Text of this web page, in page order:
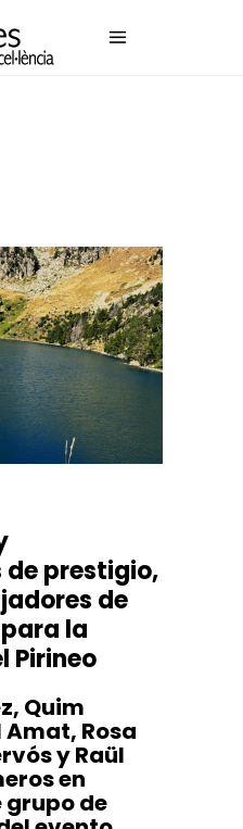
prestigio,
de
la
Pirineo
Quim
Rosa
y Raül
en
de